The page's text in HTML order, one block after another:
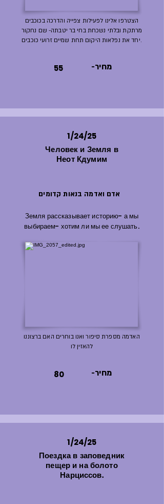
הצטרפו אלינו לפעילות צפייה והדרכה בכוכבים
מרתקת ובלתי נשכחת בחי בר יטבתה- שם נחקור
יחד את נפלאות היקום תחת שמיים זרועי כוכבים.
55 -מחיר
1/24/25
Человек и Земля в
Неот Кдумим
אדם ואדמה בנאות קדומים
Земля рассказывает историю- а мы
выбираем- хотим ли мы ее слушать.
האדמה מספרת סיפור ואנו בוחרים האם ברצוננו
להאזין לו
80 -מחיר
1/24/25
Поездка в заповедник
пещер и на болото
Нарциссов.